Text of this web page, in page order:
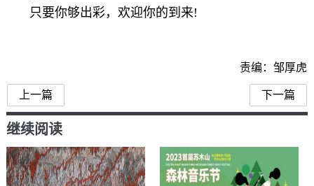
只要你够出彩，欢迎你的到来!
责编：邹厚虎
上一篇 下一篇
继续阅读